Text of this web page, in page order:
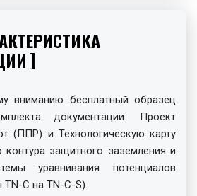
вниманию бесплатный образец
документации: Проект
(ППР) и Технологическую карту
контура защитного заземления и
уравнивания потенциалов
C на TN-C-S).